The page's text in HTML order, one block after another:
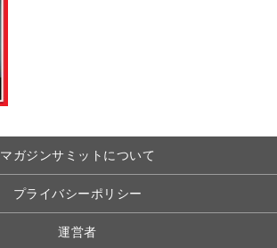
マガジンサミットについて
プライバシーポリシー
運営者